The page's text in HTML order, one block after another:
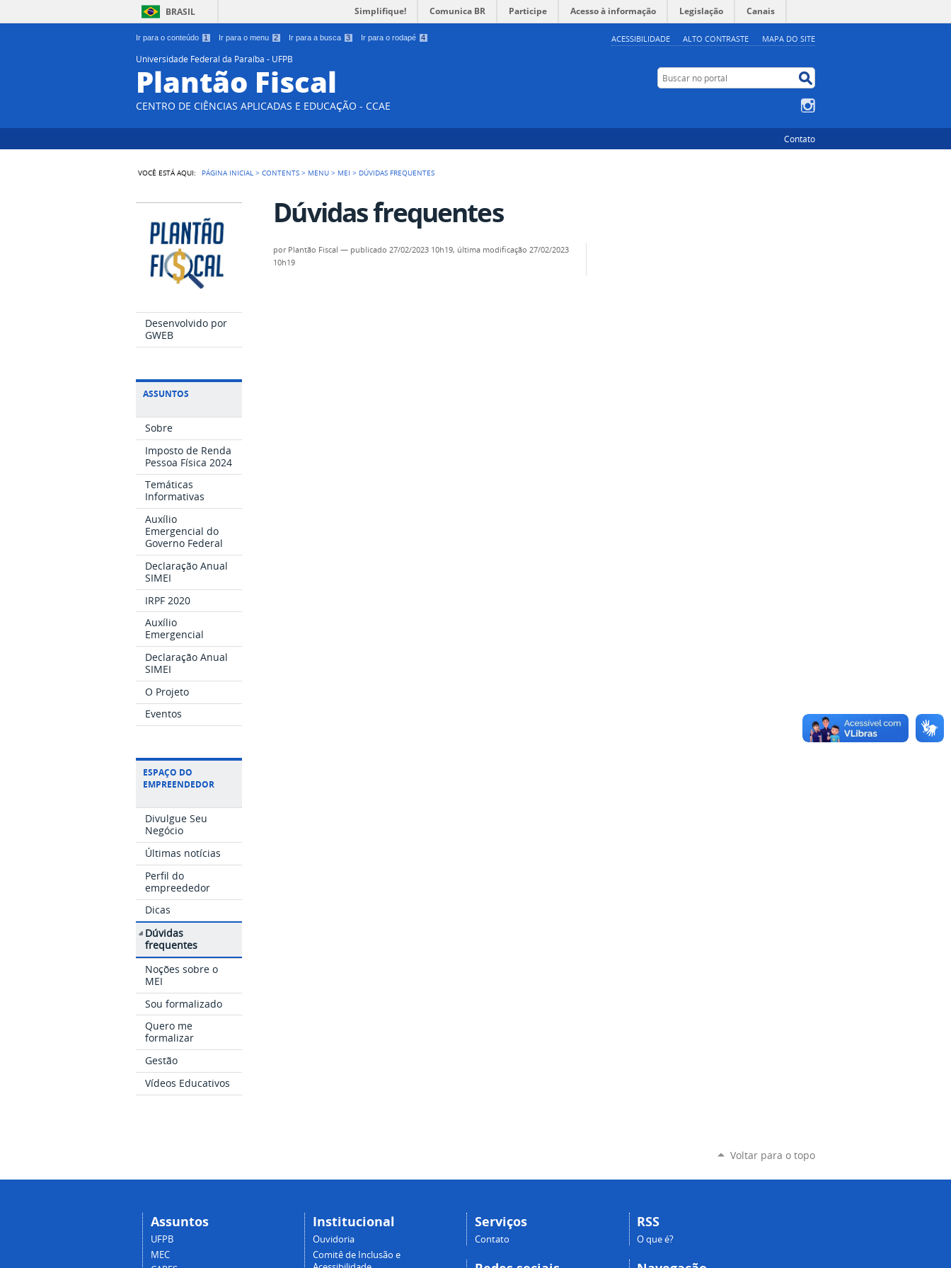
Ir para o conteúdo 1 Ir para o menu 2 Ir para a busca 3 Ir para o rodapé 4 ACESSIBILIDADE ALTO CONTRASTE MAPA DO SITE
BRASIL Simplifique! Comunica BR Participe Acesso à informação Legislação Canais
Universidade Federal da Paraíba - UFPB
Plantão Fiscal
CENTRO DE CIÊNCIAS APLICADAS E EDUCAÇÃO - CCAE
Buscar no portal
Contato
VOCÊ ESTÁ AQUI: PÁGINA INICIAL >CONTENTS > MENU > MEI > DÚVIDAS FREQUENTES
Desenvolvido por
GWEB
ASSUNTOS
Sobre
Imposto de Renda
Pessoa Física 2024
Temáticas
Informativas
Auxílio
Emergencial do
Governo Federal
Declaração Anual
SIMEI
IRPF 2020
Auxílio
Emergencial
Declaração Anual
SIMEI
O Projeto
Eventos
ESPAÇO DO
EMPREENDEDOR
Divulgue Seu
Negócio
Últimas notícias
Perfil do
empreededor
Dicas
Dúvidas
frequentes
Noções sobre o
MEI
Sou formalizado
Quero me
formalizar
Gestão
Vídeos Educativos
Dúvidas frequentes
por Plantão Fiscal — publicado 27/02/2023 10h19, última modificação 27/02/2023
10h19
Voltar para o topo
Assuntos
UFPB
MEC
Institucional
Ouvidoria
Comitê de Inclusão e
Serviços
Contato
RSS
O que é?